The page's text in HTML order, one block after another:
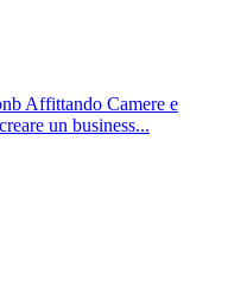
Affittando Camere e
un business...